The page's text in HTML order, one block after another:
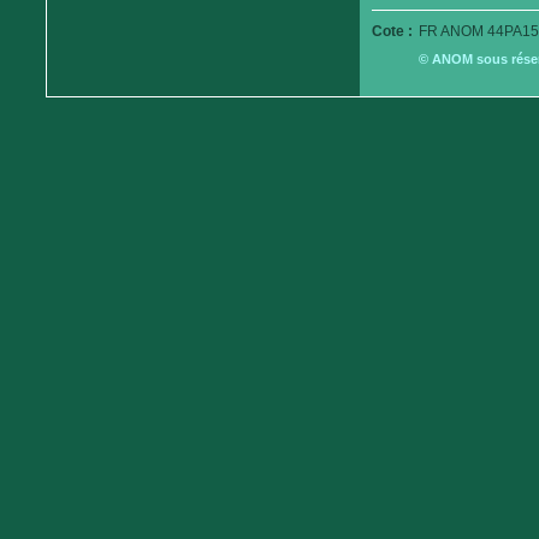
Cote : FR ANOM
© ANOM sous